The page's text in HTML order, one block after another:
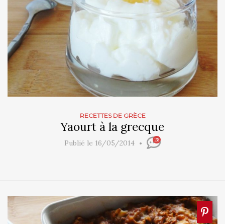
RECETTES DE GRÈCE
Yaourt à la grecque
Publié le 16/05/2014 28